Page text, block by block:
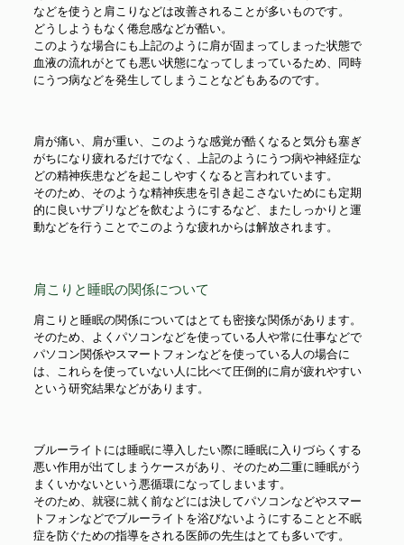
などを使うと肩こりなどは改善されることが多いものです。
どうしようもなく倦怠感などが酷い。
このような場合にも上記のように肩が固まってしまった状態で
血液の流れがとても悪い状態になってしまっているため、同時
にうつ病などを発生してしまうことなどもあるのです。
肩が痛い、肩が重い、このような感覚が酷くなると気分も塞ぎ
がちになり疲れるだけでなく、上記のようにうつ病や神経症な
どの精神疾患などを起こしやすくなると言われています。
そのため、そのような精神疾患を引き起こさないためにも定期
的に良いサプリなどを飲むようにするなど、またしっかりと運
動などを行うことでこのような疲れからは解放されます。
肩こりと睡眠の関係について
肩こりと睡眠の関係についてはとても密接な関係があります。
そのため、よくパソコンなどを使っている人や常に仕事などで
パソコン関係やスマートフォンなどを使っている人の場合に
は、これらを使っていない人に比べて圧倒的に肩が疲れやすい
という研究結果などがあります。
ブルーライトには睡眠に導入したい際に睡眠に入りづらくする
悪い作用が出てしまうケースがあり、そのため二重に睡眠がう
まくいかないという悪循環になってしまいます。
そのため、就寝に就く前などには決してパソコンなどやスマー
トフォンなどでブルーライトを浴びないようにすることと不眠
症を防ぐための指導をされる医師の先生はとても多いです。